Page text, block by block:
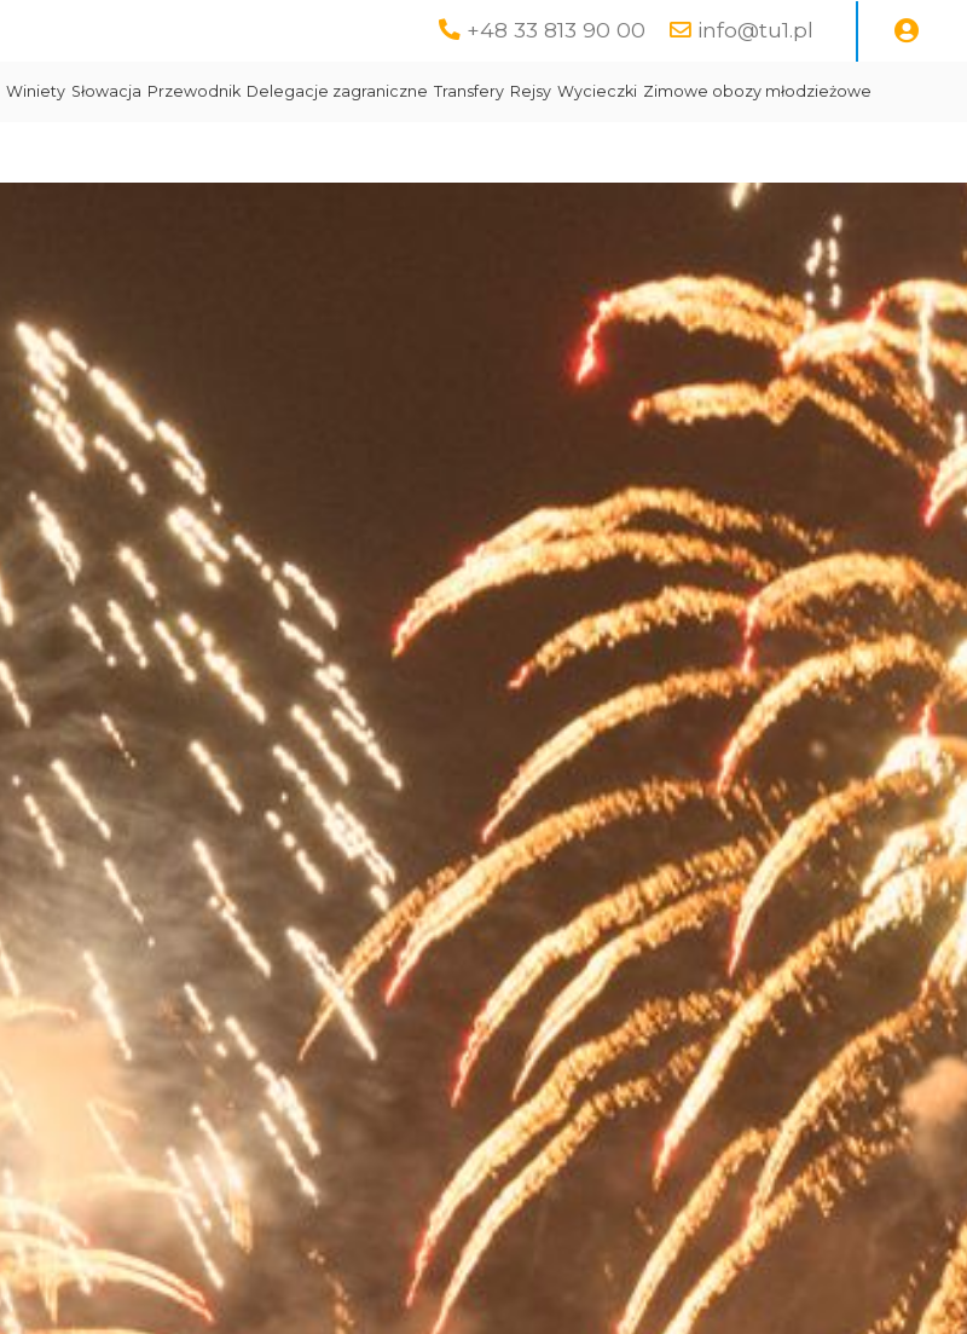
+48 33 813 90 00 info@tu1.pl
Winiety Słowacja Przewodnik Delegacje zagraniczne Transfery Rejsy Wycieczki Zimowe obozy młodzieżowe